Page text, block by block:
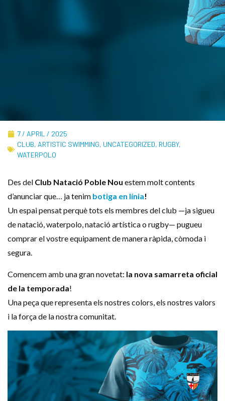
7 / APRIL / 2025
CLUB, ARTISTIC SWIMMING, UNCATEGORIZED, RUGBY,
WATERPOLO
Des del Club Natació Poble Nou estem molt contents
d’anunciar que… ja tenim botiga en línia!
Un espai pensat perquè tots els membres del club —ja sigueu
de natació, waterpolo, natació artística o rugby— pugueu
comprar el vostre equipament de manera ràpida, còmoda i
segura.
Comencem amb una gran novetat: la nova samarreta oficial
de la temporada!
Una peça que representa els nostres colors, els nostres valors
i la força de la nostra comunitat.